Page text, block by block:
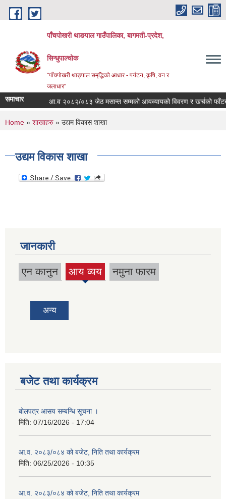
Skip to main content
पाँचपोखरी थाङपाल गाउँपालिका, बागमती-प्रदेश,
सिन्धुपाल्चोक
"पाँचपोखरी थाङ्पाल समृद्धिको आधार - पर्यटन, कृषि, वन र
जलाधार"
समाचार आ.व २०८२/०८३ जेठ मसान्त सम्मको आयव्यायको विवरण र खर्चको फाँटबारी ।
You are here
Home » शाखाहरु » उद्यम विकास शाखा
उद्यम विकास शाखा
जानकारी
एन कानुन आय व्यय
(active
नमुना फारम
अन्य
बजेट तथा कार्यक्रम
बोलपत्र आसय सम्बन्धि सूचना ।
मिति: 07/16/2026 - 17:04
आ.व. २०८३/०८४ को बजेट, निति तथा कार्यक्रम
मिति: 06/25/2026 - 10:35
आ.व. २०८३/०८४ को बजेट, निति तथा कार्यक्रम